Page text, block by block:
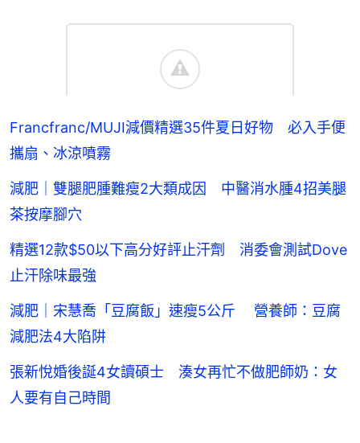
Francfranc/MUJI減價精選35件夏日好物 必入手便
攜扇、冰涼噴霧
減肥｜雙腿肥腫難瘦2大類成因 中醫消水腫4招美腿
茶按摩腳穴
精選12款$50以下高分好評止汗劑 消委會測試Dove
止汗除味最強
減肥｜宋慧喬「豆腐飯」速瘦5公斤 營養師：豆腐
減肥法4大陷阱
張新悅婚後誕4女讀碩士 湊女再忙不做肥師奶：女
人要有自己時間